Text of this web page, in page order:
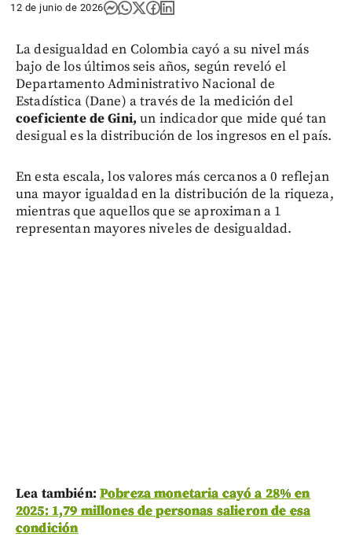
12 de junio de 2026
La desigualdad en Colombia cayó a su nivel más
bajo de los últimos seis años, según reveló el
Departamento Administrativo Nacional de
Estadística (Dane) a través de la medición del
coeficiente de Gini, un indicador que mide qué tan
desigual es la distribución de los ingresos en el país.
En esta escala, los valores más cercanos a 0 reflejan
una mayor igualdad en la distribución de la riqueza,
mientras que aquellos que se aproximan a 1
representan mayores niveles de desigualdad.
Lea también: Pobreza monetaria cayó a 28% en
2025: 1,79 millones de personas salieron de esa
condición